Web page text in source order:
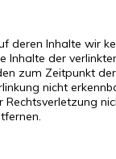
Inhalte wir
Inhalte der
zum Zeitpunkt
nicht